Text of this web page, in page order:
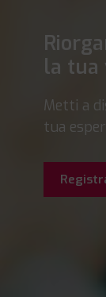
la tua
Metti a
tua